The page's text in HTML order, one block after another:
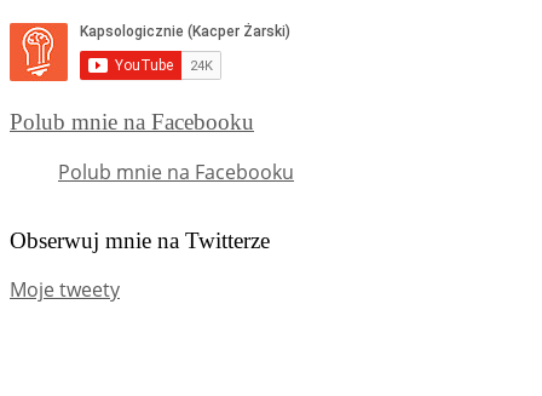
Polub mnie na Facebooku
Polub mnie na Facebooku
Obserwuj mnie na Twitterze
Moje tweety